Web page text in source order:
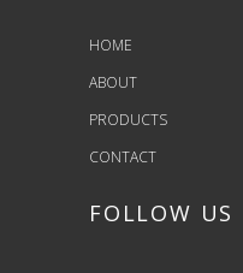
HOME
ABOUT
PRODUCTS
CONTACT
FOLLOW US